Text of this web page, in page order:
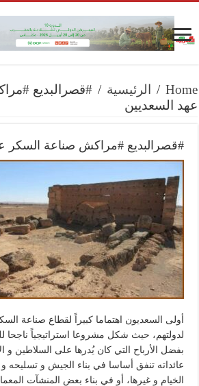
Home
/ الرئيسية / #قصرالبديع
عهد السعديين
#قصرالبديع #مراكش صناعة السكر
أولى السعديون اهتماما كبيراً لقطاع صناعة
لدولتهم، حيث شكل مشروعا استراتيجياً ناجحا
بفضل الأرباح التي كان يُدرها على السلاطين و
عائداته تنفق أساسا في بناء الجيش و تسليحه و
الخيام و غيرها، أو في بناء بعض المنشآت